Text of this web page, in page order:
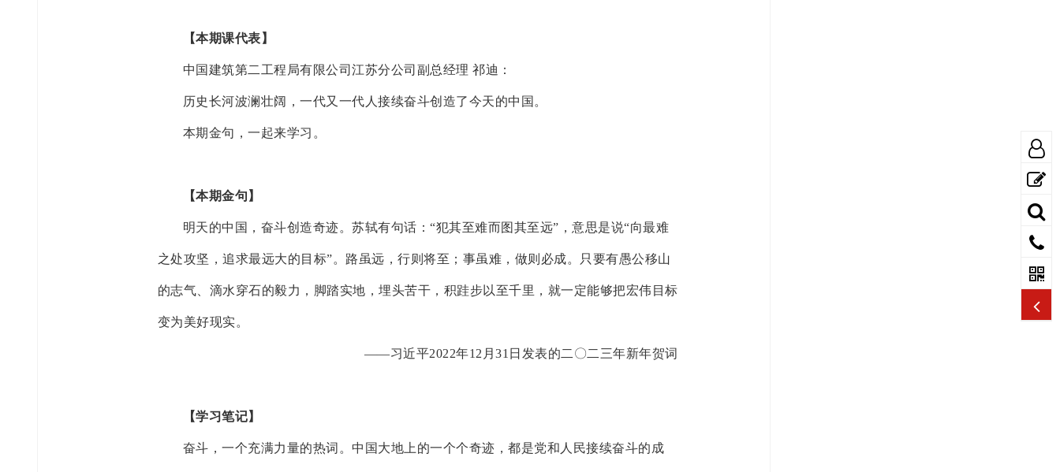
【本期课代表】
中国建筑第二工程局有限公司江苏分公司副总经理 祁迪：
历史长河波澜壮阔，一代又一代人接续奋斗创造了今天的中国。
本期金句，一起来学习。
【本期金句】
明天的中国，奋斗创造奇迹。苏轼有句话：“犯其至难而图其至远”，意思是说“向最难
之处攻坚，追求最远大的目标”。路虽远，行则将至；事虽难，做则必成。只要有愚公移山
的志气、滴水穿石的毅力，脚踏实地，埋头苦干，积跬步以至千里，就一定能够把宏伟目标
变为美好现实。
——习近平2022年12月31日发表的二〇二三年新年贺词
【学习笔记】
奋斗，一个充满力量的热词。中国大地上的一个个奇迹，都是党和人民接续奋斗的成